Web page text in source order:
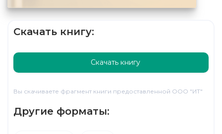
Скачать книгу:
Скачать книгу
Вы скачиваете фрагмент книги предоставленной ООО "ИТ"
Другие форматы: